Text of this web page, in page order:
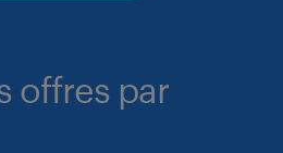
offres par